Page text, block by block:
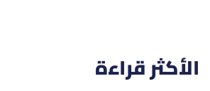
الأكثر قراءة